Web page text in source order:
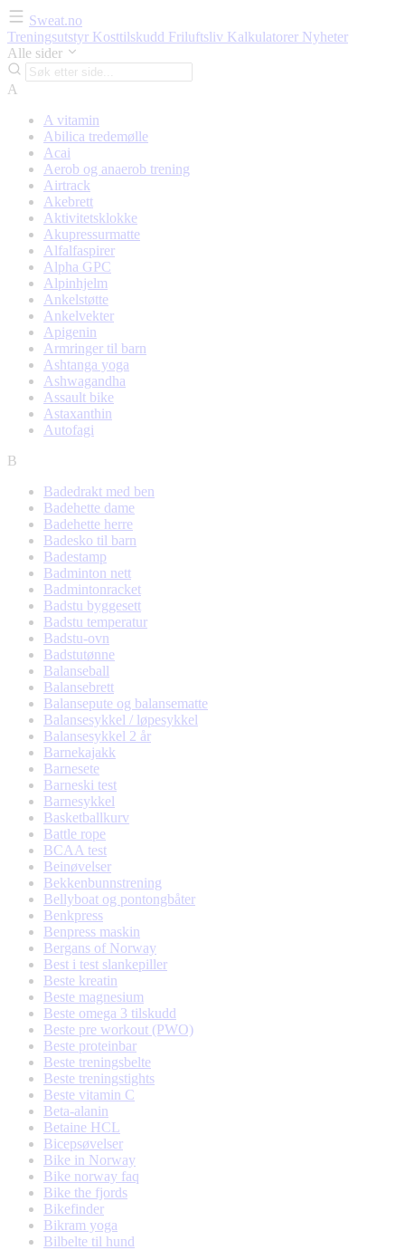
Sweat.no
Treningsutstyr Kosttilskudd Friluftsliv Kalkulatorer Nyheter
Alle sider
A
A vitamin
Abilica tredemølle
Acai
Aerob og anaerob trening
Airtrack
Akebrett
Aktivitetsklokke
Akupressurmatte
Alfalfaspirer
Alpha GPC
Alpinhjelm
Ankelstøtte
Ankelvekter
Apigenin
Armringer til barn
Ashtanga yoga
Ashwagandha
Assault bike
Astaxanthin
Autofagi
B
Badedrakt med ben
Badehette dame
Badehette herre
Badesko til barn
Badestamp
Badminton nett
Badmintonracket
Badstu byggesett
Badstu temperatur
Badstu-ovn
Badstutønne
Balanseball
Balansebrett
Balansepute og balansematte
Balansesykkel / løpesykkel
Balansesykkel 2 år
Barnekajakk
Barnesete
Barneski test
Barnesykkel
Basketballkurv
Battle rope
BCAA test
Beinøvelser
Bekkenbunnstrening
Bellyboat og pontongbåter
Benkpress
Benpress maskin
Bergans of Norway
Best i test slankepiller
Beste kreatin
Beste magnesium
Beste omega 3 tilskudd
Beste pre workout (PWO)
Beste proteinbar
Beste treningsbelte
Beste treningstights
Beste vitamin C
Beta-alanin
Betaine HCL
Bicepsøvelser
Bike in Norway
Bike norway faq
Bike the fjords
Bikefinder
Bikram yoga
Bilbelte til hund